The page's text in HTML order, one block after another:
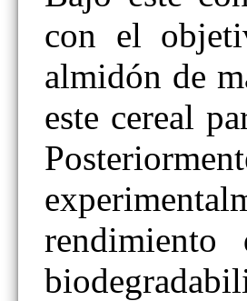
con el
almidón de
este cereal